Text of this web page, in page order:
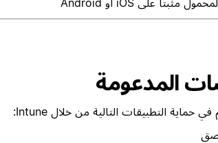
المدعومة